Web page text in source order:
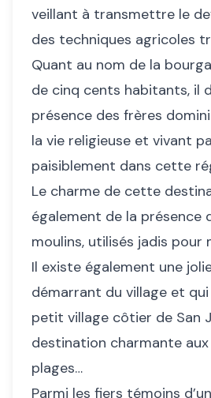
veillant à transmettre le
des techniques agricoles
Quant au nom de la
de cinq cents habitants, il
présence des frères
la vie religieuse et vivant
paisiblement dans cette
Le charme de cette
également de la présence
moulins, utilisés jadis pour
Il existe également une
démarrant du village et
petit village côtier de San
destination charmante
plages…
Parmi les fiers témoins